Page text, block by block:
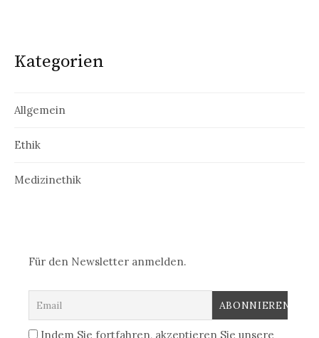
Kategorien
Allgemein
Ethik
Medizinethik
Für den Newsletter anmelden.
Indem Sie fortfahren, akzeptieren Sie unsere